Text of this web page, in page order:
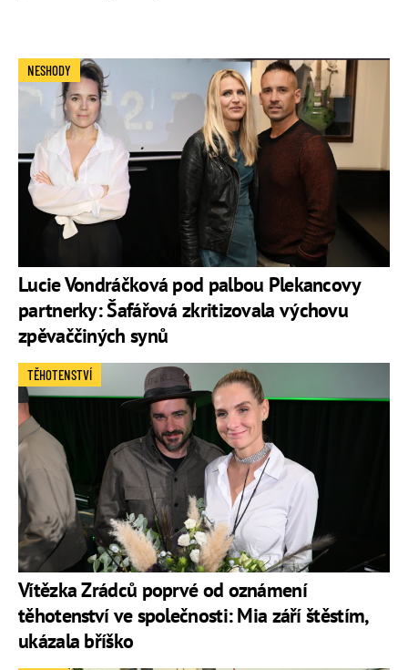
Lucie Vondráčková pod palbou Plekancovy
partnerky: Šafářová zkritizovala výchovu
zpěvaččiných synů
NESHODY
Vítězka Zrádců poprvé od oznámení
těhotenství ve společnosti: Mia září štěstím,
ukázala bříško
TĚHOTENSTVÍ